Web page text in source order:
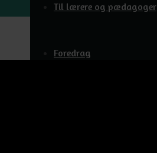
Til lærere og pædagoger
Foredrag